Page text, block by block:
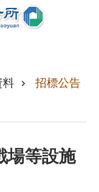
料 招標公告
場等設施